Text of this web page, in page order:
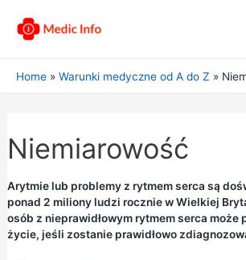
Home Warunki medyczne od A do Z
Niemiarowość
Arytmie lub problemy z rytmem serca są
ponad 2 miliony ludzi rocznie w Wielkiej
osób z nieprawidłowym rytmem serca może
życie, jeśli zostanie prawidłowo